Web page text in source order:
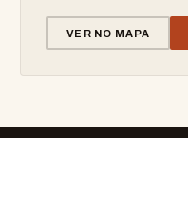
VER NO MAPA